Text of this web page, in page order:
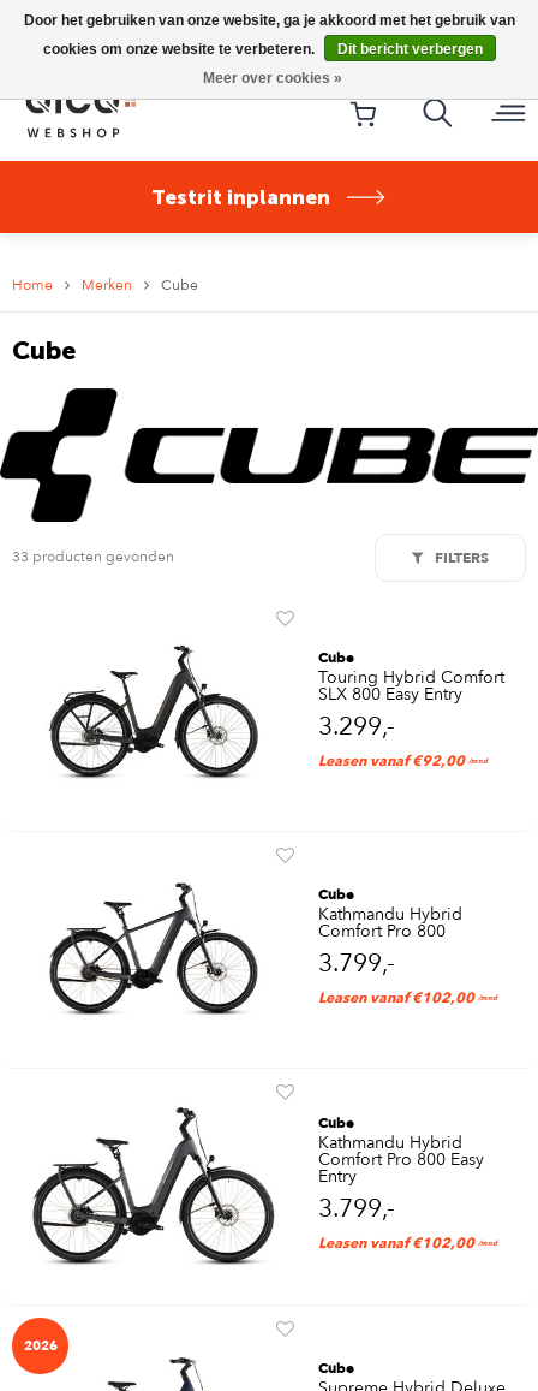
Riese & Müller Nevo5 Silent Core nu direct uit voorraad
leverbaar!
Testrit inplannen
Home Merken Cube
Cube
33 producten gevonden FILTERS
Cube
Touring Hybrid Comfort
SLX 800 Easy Entry
3.299,-
Leasen vanaf €92,00 /mnd
Cube
Kathmandu Hybrid
Comfort Pro 800
3.799,-
Leasen vanaf €102,00 /mnd
Cube
Kathmandu Hybrid
Comfort Pro 800 Easy
Entry
3.799,-
Leasen vanaf €102,00 /mnd
2026
Cube
Door het gebruiken van onze website, ga je akkoord met het gebruik van
cookies om onze website te verbeteren.
Dit bericht verbergen
Meer over cookies »